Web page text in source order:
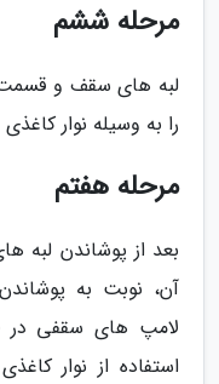
مرحله ششم
لبه های سقف و قسمت
را به وسیله نوار
مرحله هفتم
بعد از پوشاندن لبه
آن، نوبت به
لامپ های سقفی در
استفاده از نوار